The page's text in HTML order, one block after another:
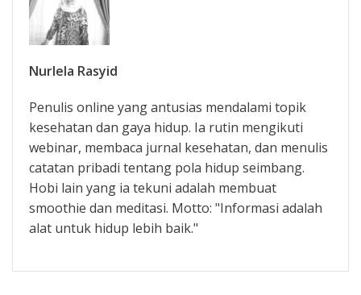
Nurlela Rasyid
Penulis online yang antusias mendalami topik
kesehatan dan gaya hidup. Ia rutin mengikuti
webinar, membaca jurnal kesehatan, dan menulis
catatan pribadi tentang pola hidup seimbang.
Hobi lain yang ia tekuni adalah membuat
smoothie dan meditasi. Motto: "Informasi adalah
alat untuk hidup lebih baik."